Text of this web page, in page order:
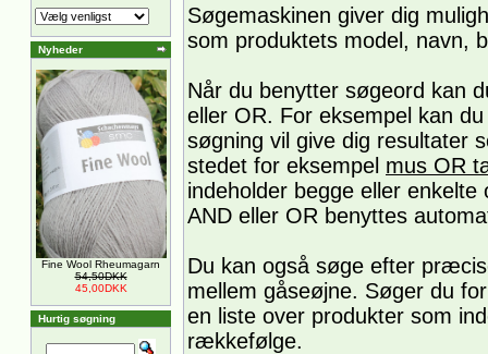
Nyheder
Fine Wool Rheumagarn
54,50DKK
45,00DKK
Hurtig søgning
Søgemaskinen giver dig
som produktets model, navn,
Når du benytter søgeord kan
eller OR. For eksempel kan
søgning vil give dig resultater
stedet for eksempel mus OR
indeholder begge eller
AND eller OR benyttes
Du kan også søge efter
mellem gåseøjne. Søger du
en liste over produkter som
rækkefølge.